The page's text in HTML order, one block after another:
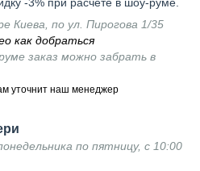
Киева, по ул. Пирогова 1/35
как добраться
заказ можно забрать в
уточнит наш менеджер
по пятницу, с 10:00